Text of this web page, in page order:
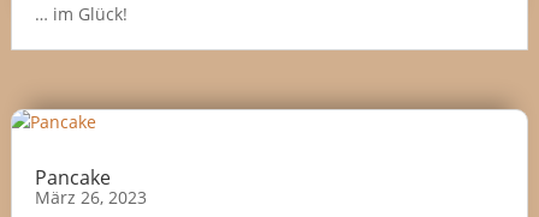
… im Glück!
Pancake
März 26, 2023